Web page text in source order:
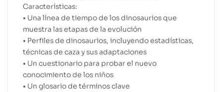
Características:
• Una línea de tiempo de los dinosaurios que
muestra las etapas de la evolución
• Perfiles de dinosaurios, incluyendo estadísticas,
técnicas de caza y sus adaptaciones
• Un cuestionario para probar el nuevo
conocimiento de los niños
• Un glosario de términos clave